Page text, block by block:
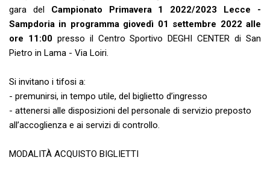
gara del Campionato Primavera 1 2022/2023 Lecce -
Sampdoria in programma giovedì 01 settembre 2022 alle
ore 11:00presso il Centro Sportivo DEGHI CENTER di San
Pietro in Lama - Via Loiri.
Si invitano i tifosi a:
- premunirsi, in tempo utile, del biglietto d’ingresso
- attenersi alle disposizioni del personale di servizio preposto
all’accoglienza e ai servizi di controllo.
MODALITÀ ACQUISTO BIGLIETTI